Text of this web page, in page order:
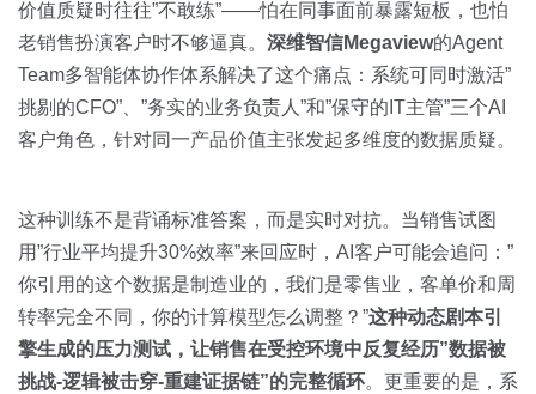
价值质疑时往往”不敢练”——怕在同事面前暴露短板，也怕
老销售扮演客户时不够逼真。 深维智信Megaview的Agent
Team多智能体协作体系解决了这个痛点：系统可同时激活”
挑剔的CFO”、”务实的业务负责人”和”保守的IT主管”三个AI
客户角色，针对同一产品价值主张发起多维度的数据质疑。
这种训练不是背诵标准答案，而是实时对抗。当销售试图
用”行业平均提升30%效率”来回应时，AI客户可能会追问：”
你引用的这个数据是制造业的，我们是零售业，客单价和周
转率完全不同，你的计算模型怎么调整？”这种动态剧本引
擎生成的压力测试，让销售在受控环境中反复经历”数据被
挑战-逻辑被击穿-重建证据链”的完整循环。更重要的是，系